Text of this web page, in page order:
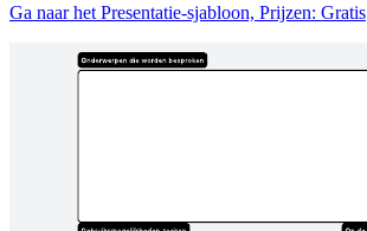
Ga naar het Presentatie-sjabloon, Prijzen: Gratis